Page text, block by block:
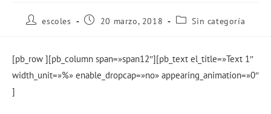
escoles 20 marzo, 2018 Sin categoría
[pb_row ][pb_column span=»span12″][pb_text el_title=»Text 1″
width_unit=»%» enable_dropcap=»no» appearing_animation=»0″
]